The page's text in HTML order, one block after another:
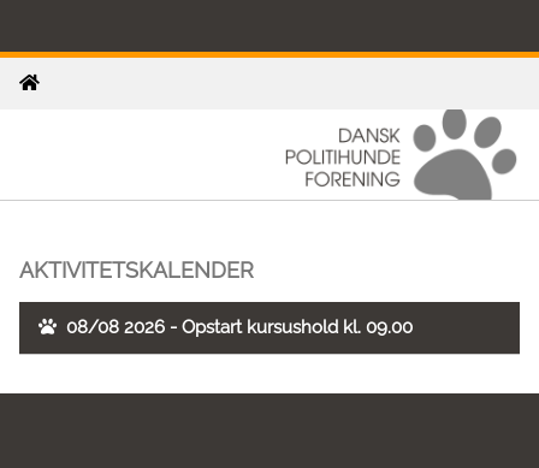
AKTIVITETSKALENDER
08/08 2026 - Opstart kursushold kl. 09.00